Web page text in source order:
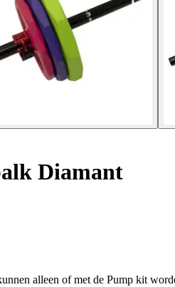
Diamant
alleen of met de Pump kit